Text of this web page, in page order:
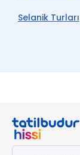
Selanik Turları